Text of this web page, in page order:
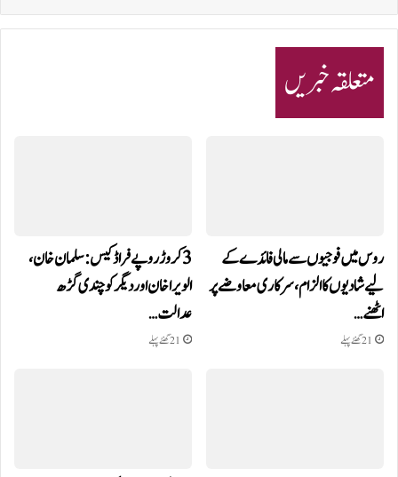
متعلقہ خبریں
روس میں فوجیوں سے مالی فائدے کے
لیے شادیوں کا الزام، سرکاری معاوضے پر
اٹھنے…
21 گھنٹے پہلے
3 کروڑ روپے فراڈ کیس: سلمان خان،
الویرا خان اور دیگر کو چندی گڑھ
عدالت…
21 گھنٹے پہلے